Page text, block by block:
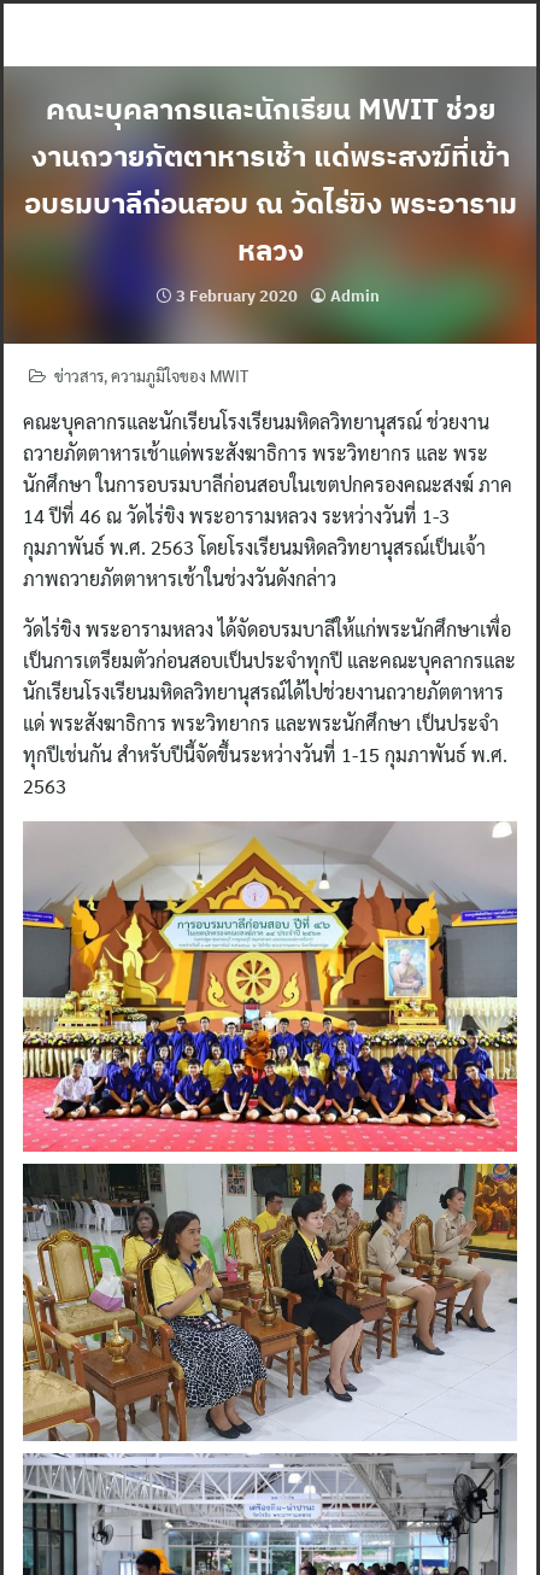
คณะบุคลากรและนักเรียน MWIT ช่วย
งานถวายภัตตาหารเช้า แด่พระสงฆ์ที่เข้า
อบรมบาลีก่อนสอบ ณ วัดไร่ขิง พระอาราม
หลวง
3 February 2020 Admin
ข่าวสาร,ความภูมิใจของ MWIT
คณะบุคลากรและนักเรียนโรงเรียนมหิดลวิทยานุสรณ์ ช่วยงาน
ถวายภัตตาหารเช้าแด่พระสังฆาธิการ พระวิทยากร และ พระ
นักศึกษา ในการอบรมบาลีก่อนสอบในเขตปกครองคณะสงฆ์ ภาค
14 ปีที่ 46 ณ วัดไร่ขิง พระอารามหลวง ระหว่างวันที่ 1-3
กุมภาพันธ์ พ.ศ. 2563 โดยโรงเรียนมหิดลวิทยานุสรณ์เป็นเจ้า
ภาพถวายภัตตาหารเช้าในช่วงวันดังกล่าว
วัดไร่ขิง พระอารามหลวง ได้จัดอบรมบาลีให้แก่พระนักศึกษาเพื่อ
เป็นการเตรียมตัวก่อนสอบเป็นประจำทุกปี และคณะบุคลากรและ
นักเรียนโรงเรียนมหิดลวิทยานุสรณ์ได้ไปช่วยงานถวายภัตตาหาร
แด่ พระสังฆาธิการ พระวิทยากร และพระนักศึกษา เป็นประจำ
ทุกปีเช่นกัน สำหรับปีนี้จัดขึ้นระหว่างวันที่ 1-15 กุมภาพันธ์ พ.ศ.
2563